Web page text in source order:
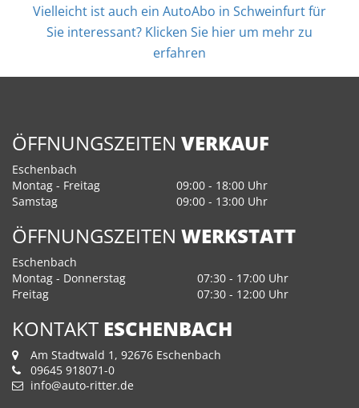
Vielleicht ist auch ein AutoAbo in Schweinfurt für
Sie interessant? Klicken Sie hier um mehr zu
erfahren
ÖFFNUNGSZEITEN VERKAUF
Eschenbach
Montag - Freitag
09:00 - 18:00 Uhr
Samstag
09:00 - 13:00 Uhr
ÖFFNUNGSZEITEN WERKSTATT
Eschenbach
Montag - Donnerstag
07:30 - 17:00 Uhr
Freitag
07:30 - 12:00 Uhr
KONTAKT ESCHENBACH
Am Stadtwald 1, 92676 Eschenbach
09645 918071-0
info@auto-ritter.de